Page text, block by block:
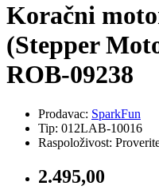
Koračni
(Stepper
ROB-09238
Prodavac: SparkFun
Tip: 012LAB-10016
Raspoloživost:
2.495,00